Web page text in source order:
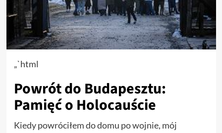
„`html
Powrót do Budapesztu:
Pamięć o Holocauście
Kiedy powróciłem do domu po wojnie, mój